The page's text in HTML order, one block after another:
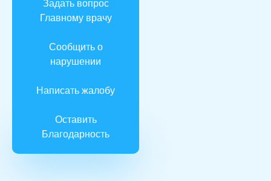
Задать вопрос
Главному врачу
Сообщить о
нарушении
Написать жалобу
Оставить
Благодарность